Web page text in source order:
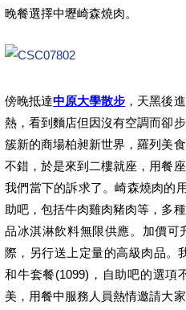
晚餐選擇中壢崎森燒肉。
傍晚抵達中原大學散步 ，天黑後
熱，看到麵店但因沒有空調而卻
簇新的商場柏昶新世界，羅列美
不錯，於是來到二樓就座，用餐
我們當下的訴求了。崎森燒肉的
助吧，包括牛肉雞肉豬肉等，多
品冰淇淋飲料無限供應。加價可
際，另行送上定量的高級肉品。
和牛套餐(1099)，自助吧的選項
美，用餐中服務人員熱情邀請大